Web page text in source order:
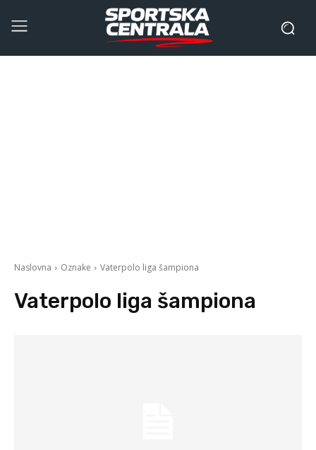
Naslovna Oznake Vaterpolo liga šampiona
Vaterpolo liga šampiona